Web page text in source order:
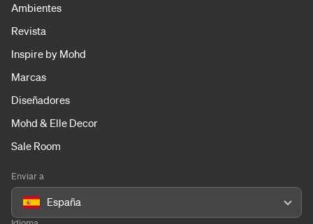
Ambientes
Revista
Inspire by Mohd
Marcas
Diseñadores
Mohd & Elle Decor
Sale Room
Enviar a
España